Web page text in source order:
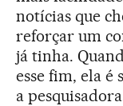
notícias que
reforçar um
já tinha.
esse fim, ela é
a